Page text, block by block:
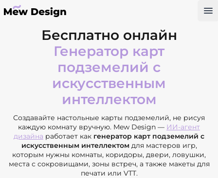
Бесплатно онлайн
Генератор карт
подземелий с
искусственным
интеллектом
Создавайте настольные карты подземелий, не рисуя
каждую комнату вручную. Mew Design — ИИ-агент
дизайна работает как генератор карт подземелий с
искусственным интеллектомдля мастеров игр,
которым нужны комнаты, коридоры, двери, ловушки,
места с сокровищами, зоны встреч, а также макеты для
печати или VTT.